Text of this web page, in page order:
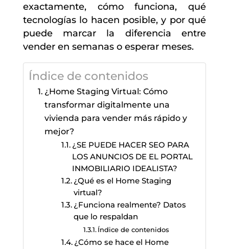
exactamente, cómo funciona, qué
tecnologías lo hacen posible, y por qué
puede marcar la diferencia entre
vender en semanas o esperar meses.
Índice de contenidos
¿Home Staging Virtual: Cómo
transformar digitalmente una
vivienda para vender más rápido y
mejor?
¿SE PUEDE HACER SEO PARA
LOS ANUNCIOS DE EL PORTAL
INMOBILIARIO IDEALISTA?
¿Qué es el Home Staging
virtual?
¿Funciona realmente? Datos
que lo respaldan
Índice de contenidos
¿Cómo se hace el Home